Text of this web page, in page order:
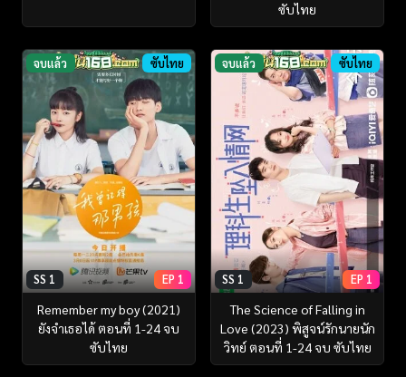
ซับไทย
จบแล้ว ซับไทย
SS 1 EP 1
Remember my boy (2021)
ยังจำเธอได้ ตอนที่ 1-24 จบ
ซับไทย
จบแล้ว ซับไทย
SS 1 EP 1
The Science of Falling in
Love (2023) พิสูจน์รักนายนัก
วิทย์ ตอนที่ 1-24 จบ ซับไทย